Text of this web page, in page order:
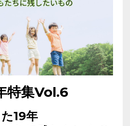
特集Vol.6
19年